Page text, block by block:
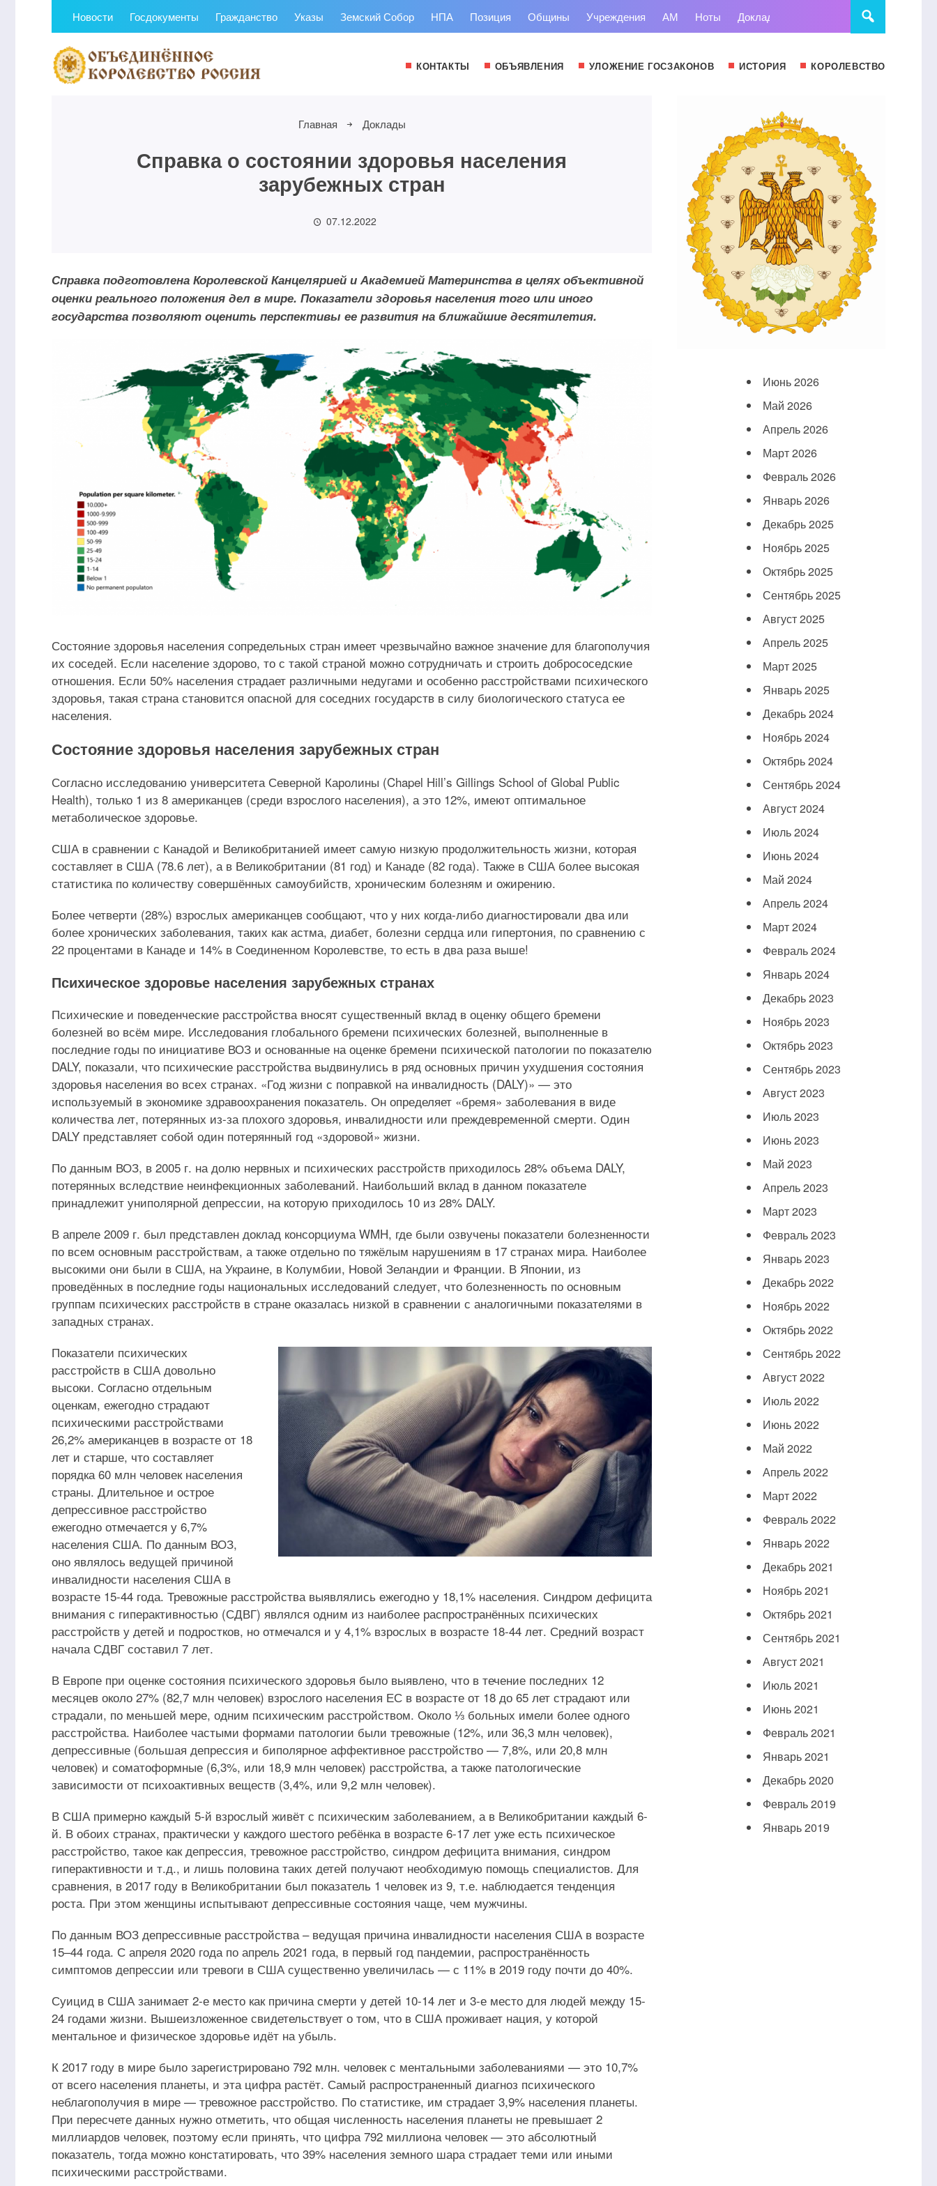
Новости Госдокументы Гражданство Указы Земский Собор НПА Позиция Общины Учреждения АМ Ноты Доклады Суд
КОНТАКТЫ ОБЪЯВЛЕНИЯ УЛОЖЕНИЕ ГОСЗАКОНОВ ИСТОРИЯ КОРОЛЕВСТВО
Главная Доклады
Справка о состоянии здоровья населения
зарубежных стран
07.12.2022
Справка подготовлена Королевской Канцелярией и Академией Материнства в целях объективной
оценки реального положения дел в мире. Показатели здоровья населения того или иного
государства позволяют оценить перспективы ее развития на ближайшие десятилетия.
Состояние здоровья населения сопредельных стран имеет чрезвычайно важное значение для благополучия
их соседей. Если население здорово, то с такой страной можно сотрудничать и строить добрососедские
отношения. Если 50% населения страдает различными недугами и особенно расстройствами психического
здоровья, такая страна становится опасной для соседних государств в силу биологического статуса ее
населения.
Состояние здоровья населения зарубежных стран
Согласно исследованию университета Северной Каролины (Chapel Hill’s Gillings School of Global Public
Health), только 1 из 8 американцев (среди взрослого населения), а это 12%, имеют оптимальное
метаболическое здоровье.
США в сравнении с Канадой и Великобританией имеет самую низкую продолжительность жизни, которая
составляет в США (78.6 лет), а в Великобритании (81 год) и Канаде (82 года). Также в США более высокая
статистика по количеству совершённых самоубийств, хроническим болезням и ожирению.
Более четверти (28%) взрослых американцев сообщают, что у них когда-либо диагностировали два или
более хронических заболевания, таких как астма, диабет, болезни сердца или гипертония, по сравнению с
22 процентами в Канаде и 14% в Соединенном Королевстве, то есть в два раза выше!
Психическое здоровье населения зарубежных странах
Психические и поведенческие расстройства вносят существенный вклад в оценку общего бремени
болезней во всём мире. Исследования глобального бремени психических болезней, выполненные в
последние годы по инициативе ВОЗ и основанные на оценке бремени психической патологии по показателю
DALY, показали, что психические расстройства выдвинулись в ряд основных причин ухудшения состояния
здоровья населения во всех странах. «Год жизни с поправкой на инвалидность (DALY)» — это
используемый в экономике здравоохранения показатель. Он определяет «бремя» заболевания в виде
количества лет, потерянных из-за плохого здоровья, инвалидности или преждевременной смерти. Один
DALY представляет собой один потерянный год «здоровой» жизни.
По данным ВОЗ, в 2005 г. на долю нервных и психических расстройств приходилось 28% объема DALY,
потерянных вследствие неинфекционных заболеваний. Наибольший вклад в данном показателе
принадлежит униполярной депрессии, на которую приходилось 10 из 28% DALY.
В апреле 2009 г. был представлен доклад консорциума WMH, где были озвучены показатели болезненности
по всем основным расстройствам, а также отдельно по тяжёлым нарушениям в 17 странах мира. Наиболее
высокими они были в США, на Украине, в Колумбии, Новой Зеландии и Франции. В Японии, из
проведённых в последние годы национальных исследований следует, что болезненность по основным
группам психических расстройств в стране оказалась низкой в сравнении с аналогичными показателями в
западных странах.
Показатели психических
расстройств в США довольно
высоки. Согласно отдельным
оценкам, ежегодно страдают
психическими расстройствами
26,2% американцев в возрасте от 18
лет и старше, что составляет
порядка 60 млн человек населения
страны. Длительное и острое
депрессивное расстройство
ежегодно отмечается у 6,7%
населения США. По данным ВОЗ,
оно являлось ведущей причиной
инвалидности населения США в
возрасте 15-44 года. Тревожные расстройства выявлялись ежегодно у 18,1% населения. Синдром дефицита
внимания с гиперактивностью (СДВГ) являлся одним из наиболее распространённых психических
расстройств у детей и подростков, но отмечался и у 4,1% взрослых в возрасте 18-44 лет. Средний возраст
начала СДВГ составил 7 лет.
В Европе при оценке состояния психического здоровья было выявлено, что в течение последних 12
месяцев около 27% (82,7 млн человек) взрослого населения ЕС в возрасте от 18 до 65 лет страдают или
страдали, по меньшей мере, одним психическим расстройством. Около ⅓ больных имели более одного
расстройства. Наиболее частыми формами патологии были тревожные (12%, или 36,3 млн человек),
депрессивные (большая депрессия и биполярное аффективное расстройство — 7,8%, или 20,8 млн
человек) и соматоформные (6,3%, или 18,9 млн человек) расстройства, а также патологические
зависимости от психоактивных веществ (3,4%, или 9,2 млн человек).
В США примерно каждый 5-й взрослый живёт с психическим заболеванием, а в Великобритании каждый 6-
й. В обоих странах, практически у каждого шестого ребёнка в возрасте 6-17 лет уже есть психическое
расстройство, такое как депрессия, тревожное расстройство, синдром дефицита внимания, синдром
гиперактивности и т.д., и лишь половина таких детей получают необходимую помощь специалистов. Для
сравнения, в 2017 году в Великобритании был показатель 1 человек из 9, т.е. наблюдается тенденция
роста. При этом женщины испытывают депрессивные состояния чаще, чем мужчины.
По данным ВОЗ депрессивные расстройства – ведущая причина инвалидности населения США в возрасте
15–44 года. С апреля 2020 года по апрель 2021 года, в первый год пандемии, распространённость
симптомов депрессии или тревоги в США существенно увеличилась — с 11% в 2019 году почти до 40%.
Суицид в США занимает 2-е место как причина смерти у детей 10-14 лет и 3-е место для людей между 15-
24 годами жизни. Вышеизложенное свидетельствует о том, что в США проживает нация, у которой
ментальное и физическое здоровье идёт на убыль.
К 2017 году в мире было зарегистрировано 792 млн. человек с ментальными заболеваниями — это 10,7%
от всего населения планеты, и эта цифра растёт. Самый распространенный диагноз психического
неблагополучия в мире — тревожное расстройство. По статистике, им страдает 3,9% населения планеты.
При пересчете данных нужно отметить, что общая численность населения планеты не превышает 2
миллиардов человек, поэтому если принять, что цифра 792 миллиона человек — это абсолютный
показатель, тогда можно констатировать, что 39% населения земного шара страдает теми или иными
психическими расстройствами.
Июнь 2026
Май 2026
Апрель 2026
Март 2026
Февраль 2026
Январь 2026
Декабрь 2025
Ноябрь 2025
Октябрь 2025
Сентябрь 2025
Август 2025
Апрель 2025
Март 2025
Январь 2025
Декабрь 2024
Ноябрь 2024
Октябрь 2024
Сентябрь 2024
Август 2024
Июль 2024
Июнь 2024
Май 2024
Апрель 2024
Март 2024
Февраль 2024
Январь 2024
Декабрь 2023
Ноябрь 2023
Октябрь 2023
Сентябрь 2023
Август 2023
Июль 2023
Июнь 2023
Май 2023
Апрель 2023
Март 2023
Февраль 2023
Январь 2023
Декабрь 2022
Ноябрь 2022
Октябрь 2022
Сентябрь 2022
Август 2022
Июль 2022
Июнь 2022
Май 2022
Апрель 2022
Март 2022
Февраль 2022
Январь 2022
Декабрь 2021
Ноябрь 2021
Октябрь 2021
Сентябрь 2021
Август 2021
Июль 2021
Июнь 2021
Февраль 2021
Январь 2021
Декабрь 2020
Февраль 2019
Январь 2019